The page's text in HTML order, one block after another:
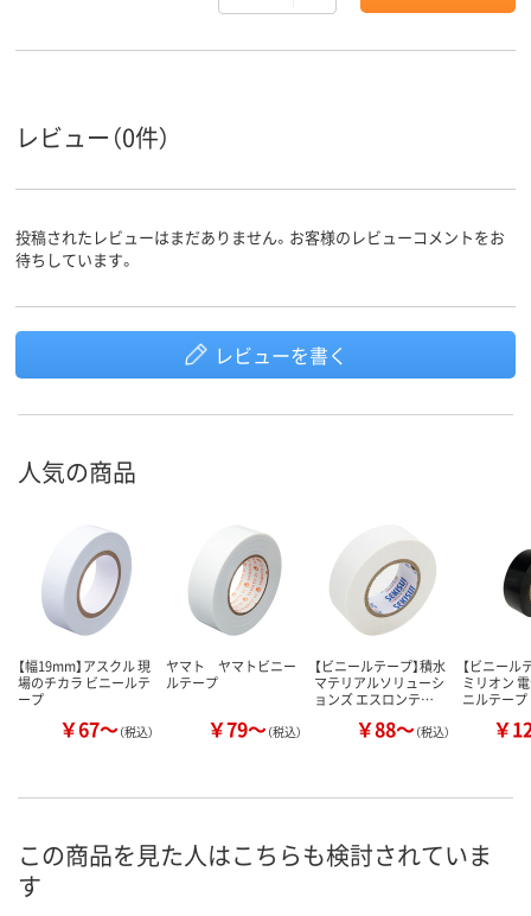
レビュー（0件）
投稿されたレビューはまだありません。お客様のレビューコメントをお
待ちしています。
レビューを書く
人気の商品
【幅19mm】アスクル 現
場のチカラ ビニールテ
ープ
￥67～（税込）
ヤマト ヤマトビニー
ルテープ
￥79～（税込）
【ビニールテープ】積水
マテリアルソリューシ
ョンズ エスロンテ…
￥88～（税込）
【ビニール
ミリオン
ニルテープ
￥
この商品を見た人はこちらも検討されていま
す